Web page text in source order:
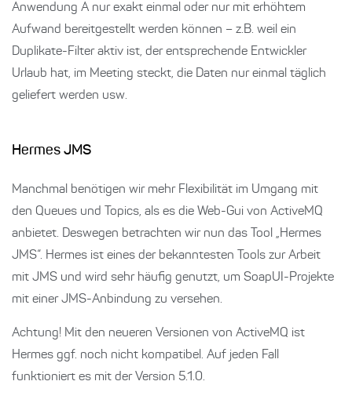
Anwendung A nur exakt einmal oder nur mit erhöhtem
Aufwand bereitgestellt werden können – z.B. weil ein
Duplikate-Filter aktiv ist, der entsprechende Entwickler
Urlaub hat, im Meeting steckt, die Daten nur einmal täglich
geliefert werden usw.
Hermes JMS
Manchmal benötigen wir mehr Flexibilität im Umgang mit
den Queues und Topics, als es die Web-Gui von ActiveMQ
anbietet. Deswegen betrachten wir nun das Tool „Hermes
JMS“. Hermes ist eines der bekanntesten Tools zur Arbeit
mit JMS und wird sehr häufig genutzt, um SoapUI-Projekte
mit einer JMS-Anbindung zu versehen.
Achtung! Mit den neueren Versionen von ActiveMQ ist
Hermes ggf. noch nicht kompatibel. Auf jeden Fall
funktioniert es mit der Version 5.1.0.